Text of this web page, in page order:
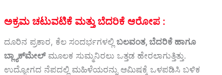
ಅಕ್ರಮ ಚಟುವಟಿಕೆ ಮತ್ತು ಬೆದರಿಕೆ ಆರೋಪ :
ದೂರಿನ ಪ್ರಕಾರ, ಕೆಲ ಸಂದರ್ಭಗಳಲ್ಲಿ ಬಲವಂತ, ಬೆದರಿಕೆ ಹಾಗೂ
ಬ್ಲ್ಯಾಕ್‌ಮೇಲ್ಮೂಲಕ ಸುಮ್ಮನಿರಲು ಒತ್ತಡ ಹೇರಲಾಗುತ್ತಿತ್ತು.
ಉದ್ಯೋಗದ ನೆಪದಲ್ಲಿ ಮಹಿಳೆಯರನ್ನು ಆಮಿಷಕ್ಕೆ ಒಳಪಡಿಸಿ ಬಳಿಕ